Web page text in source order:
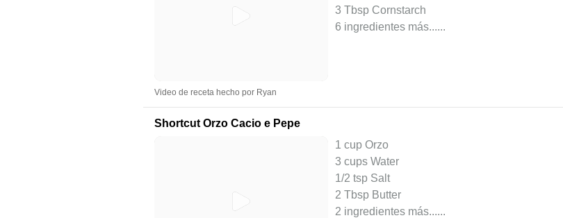
3 Tbsp Cornstarch
6 ingredientes más...
Video de receta hecho por Ryan
Shortcut Orzo Cacio e Pepe
1 cup Orzo
3 cups Water
1/2 tsp Salt
2 Tbsp Butter
2 ingredientes más......